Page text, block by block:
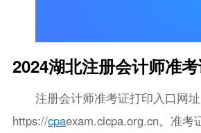
2024湖北注册会计师准
注册会计师准考证打印入口网址
https://cpaexam.cicpa.org.cn。准考